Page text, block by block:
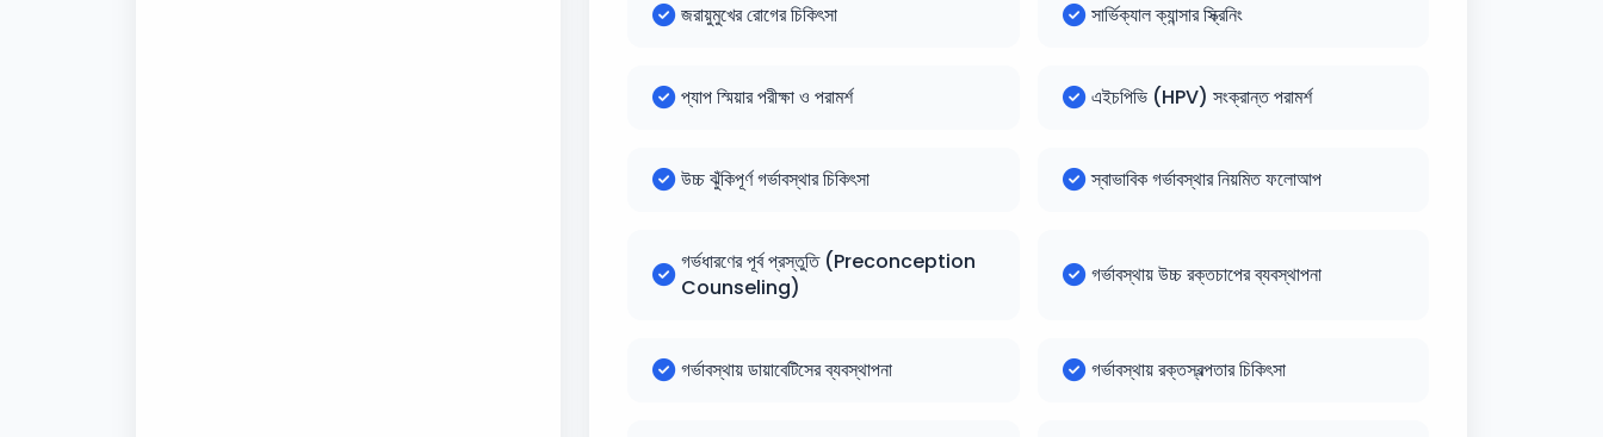
জরায়ুমুখের রোগের চিকিৎসা সার্ভিক্যাল ক্যান্সার স্ক্রিনিং
প্যাপ স্মিয়ার পরীক্ষা ও পরামর্শ এইচপিভি (HPV) সংক্রান্ত পরামর্শ
উচ্চ ঝুঁকিপূর্ণ গর্ভাবস্থার চিকিৎসা স্বাভাবিক গর্ভাবস্থার নিয়মিত ফলোআপ
গর্ভধারণের পূর্ব প্রস্তুতি (Preconception
Counseling)
গর্ভাবস্থায় উচ্চ রক্তচাপের ব্যবস্থাপনা
গর্ভাবস্থায় ডায়াবেটিসের ব্যবস্থাপনা গর্ভাবস্থায় রক্তস্বল্পতার চিকিৎসা